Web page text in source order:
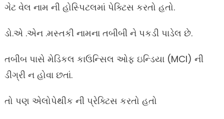
ગેટ વેલ નામ ની હોસ્પિટલમાં પેક્ટિસ કરતો હતો.
ડો.એ .એન .મસ્તકી નામના તબીબી ને પકડી પાડેલ છે.
તબીબ પાસે મેડિકલ કાઉન્સિલ ઓફ ઇન્ડિયા (MCI) ની
ડીગ્રી ન હોવા છતાં.
તો પણ એલોપેથીક ની પ્રેક્ટિસ કરતો હતો